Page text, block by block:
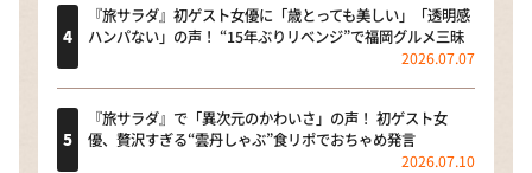
『旅サラダ』初ゲスト女優に「歳とっても美しい」「透明感
ハンパない」の声！ “15年ぶりリベンジ”で福岡グルメ三昧
2026.07.07
『旅サラダ』で「異次元のかわいさ」の声！ 初ゲスト女
優、贅沢すぎる“雲丹しゃぶ”食リポでおちゃめ発言
2026.07.10